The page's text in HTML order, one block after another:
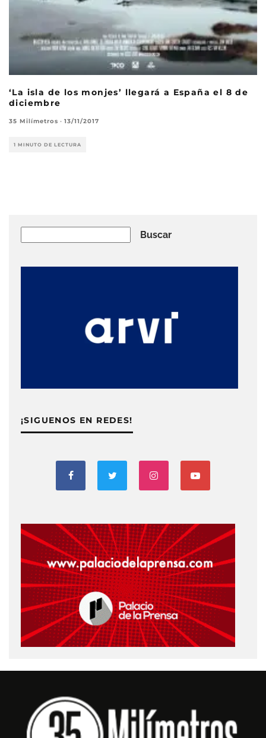
‘La isla de los monjes’ llegará a España el 8 de
diciembre
35 Milímetros · 13/11/2017
1 MINUTO DE LECTURA
Buscar
¡SIGUENOS EN REDES!